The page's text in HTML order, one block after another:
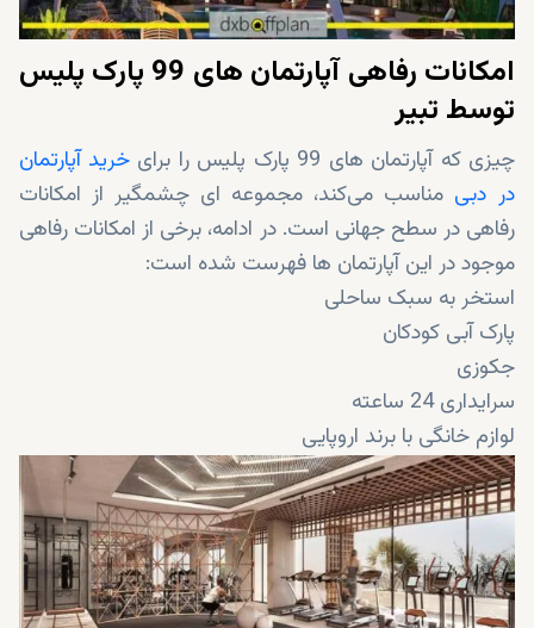
امکانات رفاهی آپارتمان های 99 پارک پلیس
توسط تبیر
چیزی که آپارتمان های 99 پارک پلیس را برای
خرید آپارتمان
در دبی مناسب می‌کند، مجموعه ای چشمگیر از امکانات
رفاهی در سطح جهانی است. در ادامه، برخی از امکانات رفاهی
موجود در این آپارتمان ها فهرست شده است:
استخر به سبک ساحلی
پارک آبی کودکان
جکوزی
سرایداری 24 ساعته
لوازم خانگی با برند اروپایی
مرکز سلامتی
ویژگی های خانه هوشمند
سالن لابی
مرکز تجاری
آشپزخانه های کاملا مجهز